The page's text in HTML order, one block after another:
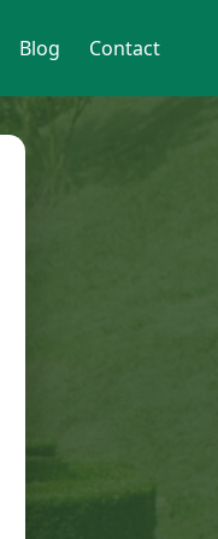
Blog Contact
votre région.
engagement.